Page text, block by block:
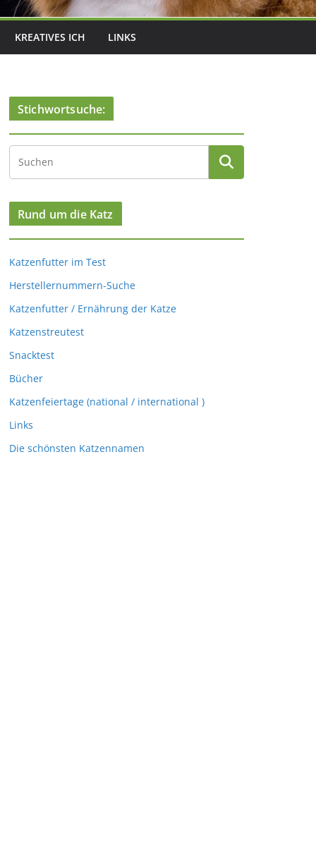
KREATIVES ICH LINKS
Stichwortsuche:
Rund um die Katz
Katzenfutter im Test
Herstellernummern-Suche
Katzenfutter / Ernährung der Katze
Katzenstreutest
Snacktest
Bücher
Katzenfeiertage (national / international )
Links
Die schönsten Katzennamen